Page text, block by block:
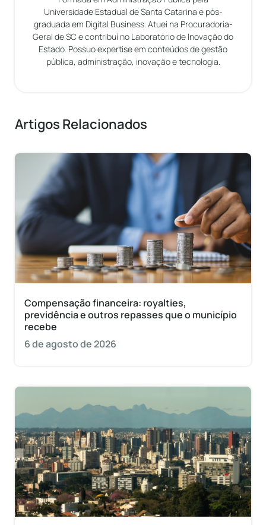
Universidade Estadual de Santa Catarina e pós-
graduada em Digital Business. Atuei na Procuradoria-
Geral de SC e contribuí no Laboratório de Inovação do
Estado. Possuo expertise em conteúdos de gestão
pública, administração, inovação e tecnologia.
Artigos Relacionados
Compensação financeira: royalties,
previdência e outros repasses que o município
recebe
6 de agosto de 2026